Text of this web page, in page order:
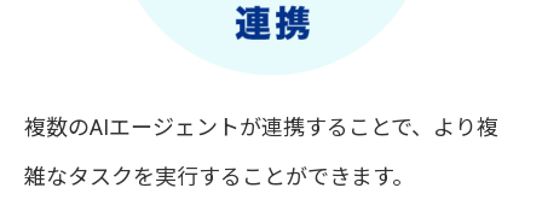
複数のAIエージェントが連携することで、より複
雑なタスクを実行することができます。